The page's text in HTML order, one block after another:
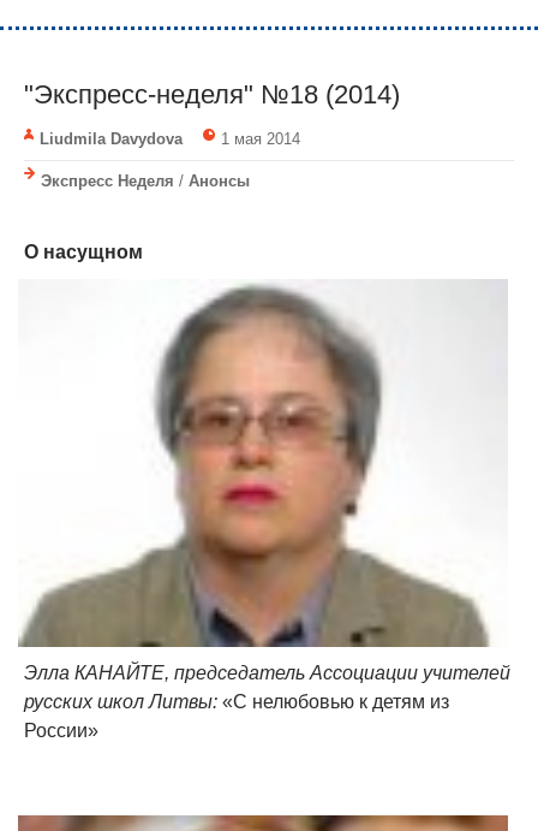
"Экспресс-неделя" №18 (2014)
Liudmila Davydova 1 мая 2014
Экспресс Неделя / Анонсы
О насущном
Элла КАНАЙТЕ, председатель Ассоциации учителей
русских школ Литвы: «С нелюбовью к детям из
России»